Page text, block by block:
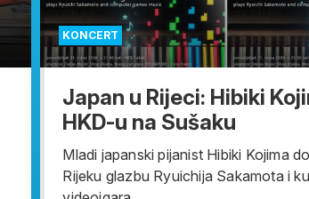
KONCERT
Japan u Rijeci: Hibiki
HKD-u na Sušaku
Mladi japanski pijanist Hibiki Kojima
Rijeku glazbu Ryuichija Sakamota i